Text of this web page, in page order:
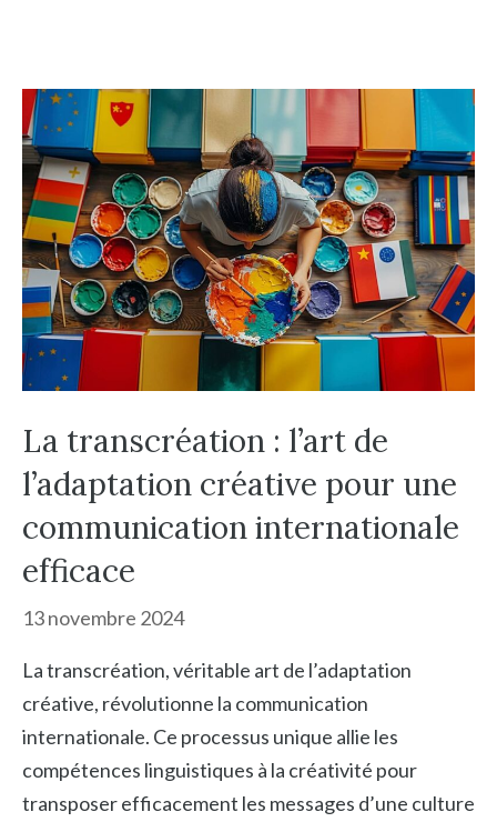
La transcréation : l’art de
l’adaptation créative pour une
communication internationale
efficace
13 novembre 2024
La transcréation, véritable art de l’adaptation
créative, révolutionne la communication
internationale. Ce processus unique allie les
compétences linguistiques à la créativité pour
transposer efficacement les messages d’une culture